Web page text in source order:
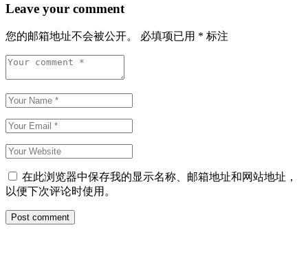
Leave your comment
您的邮箱地址不会被公开。 必填项已用 * 标注
在此浏览器中保存我的显示名称、邮箱地址和网站地址，
以便下次评论时使用。